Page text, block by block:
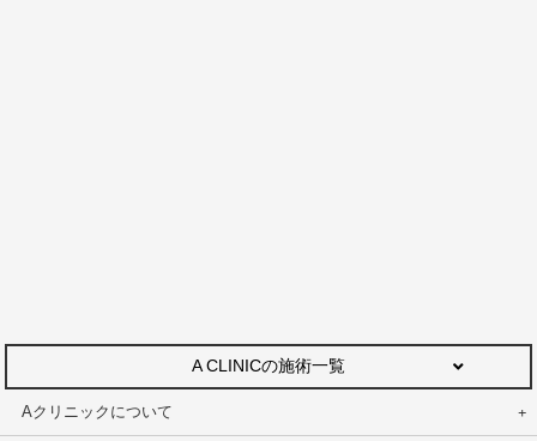
A CLINICの施術一覧
Aクリニックについて